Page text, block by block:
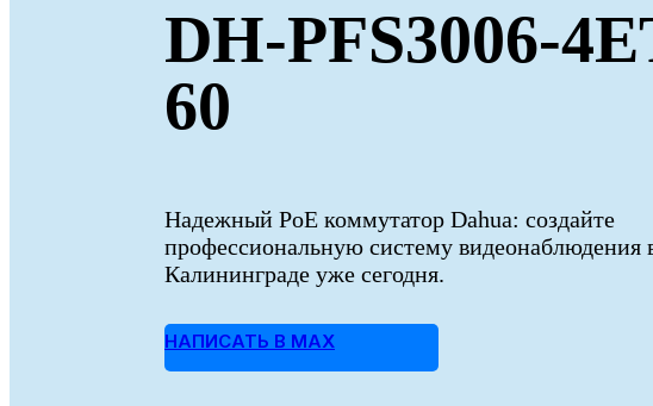
DH-PFS3006-
60
Надежный PoE коммутатор Dahua: создайте
профессиональную систему видеонаблюдения
Калининграде уже сегодня.
НАПИСАТЬ В MAX